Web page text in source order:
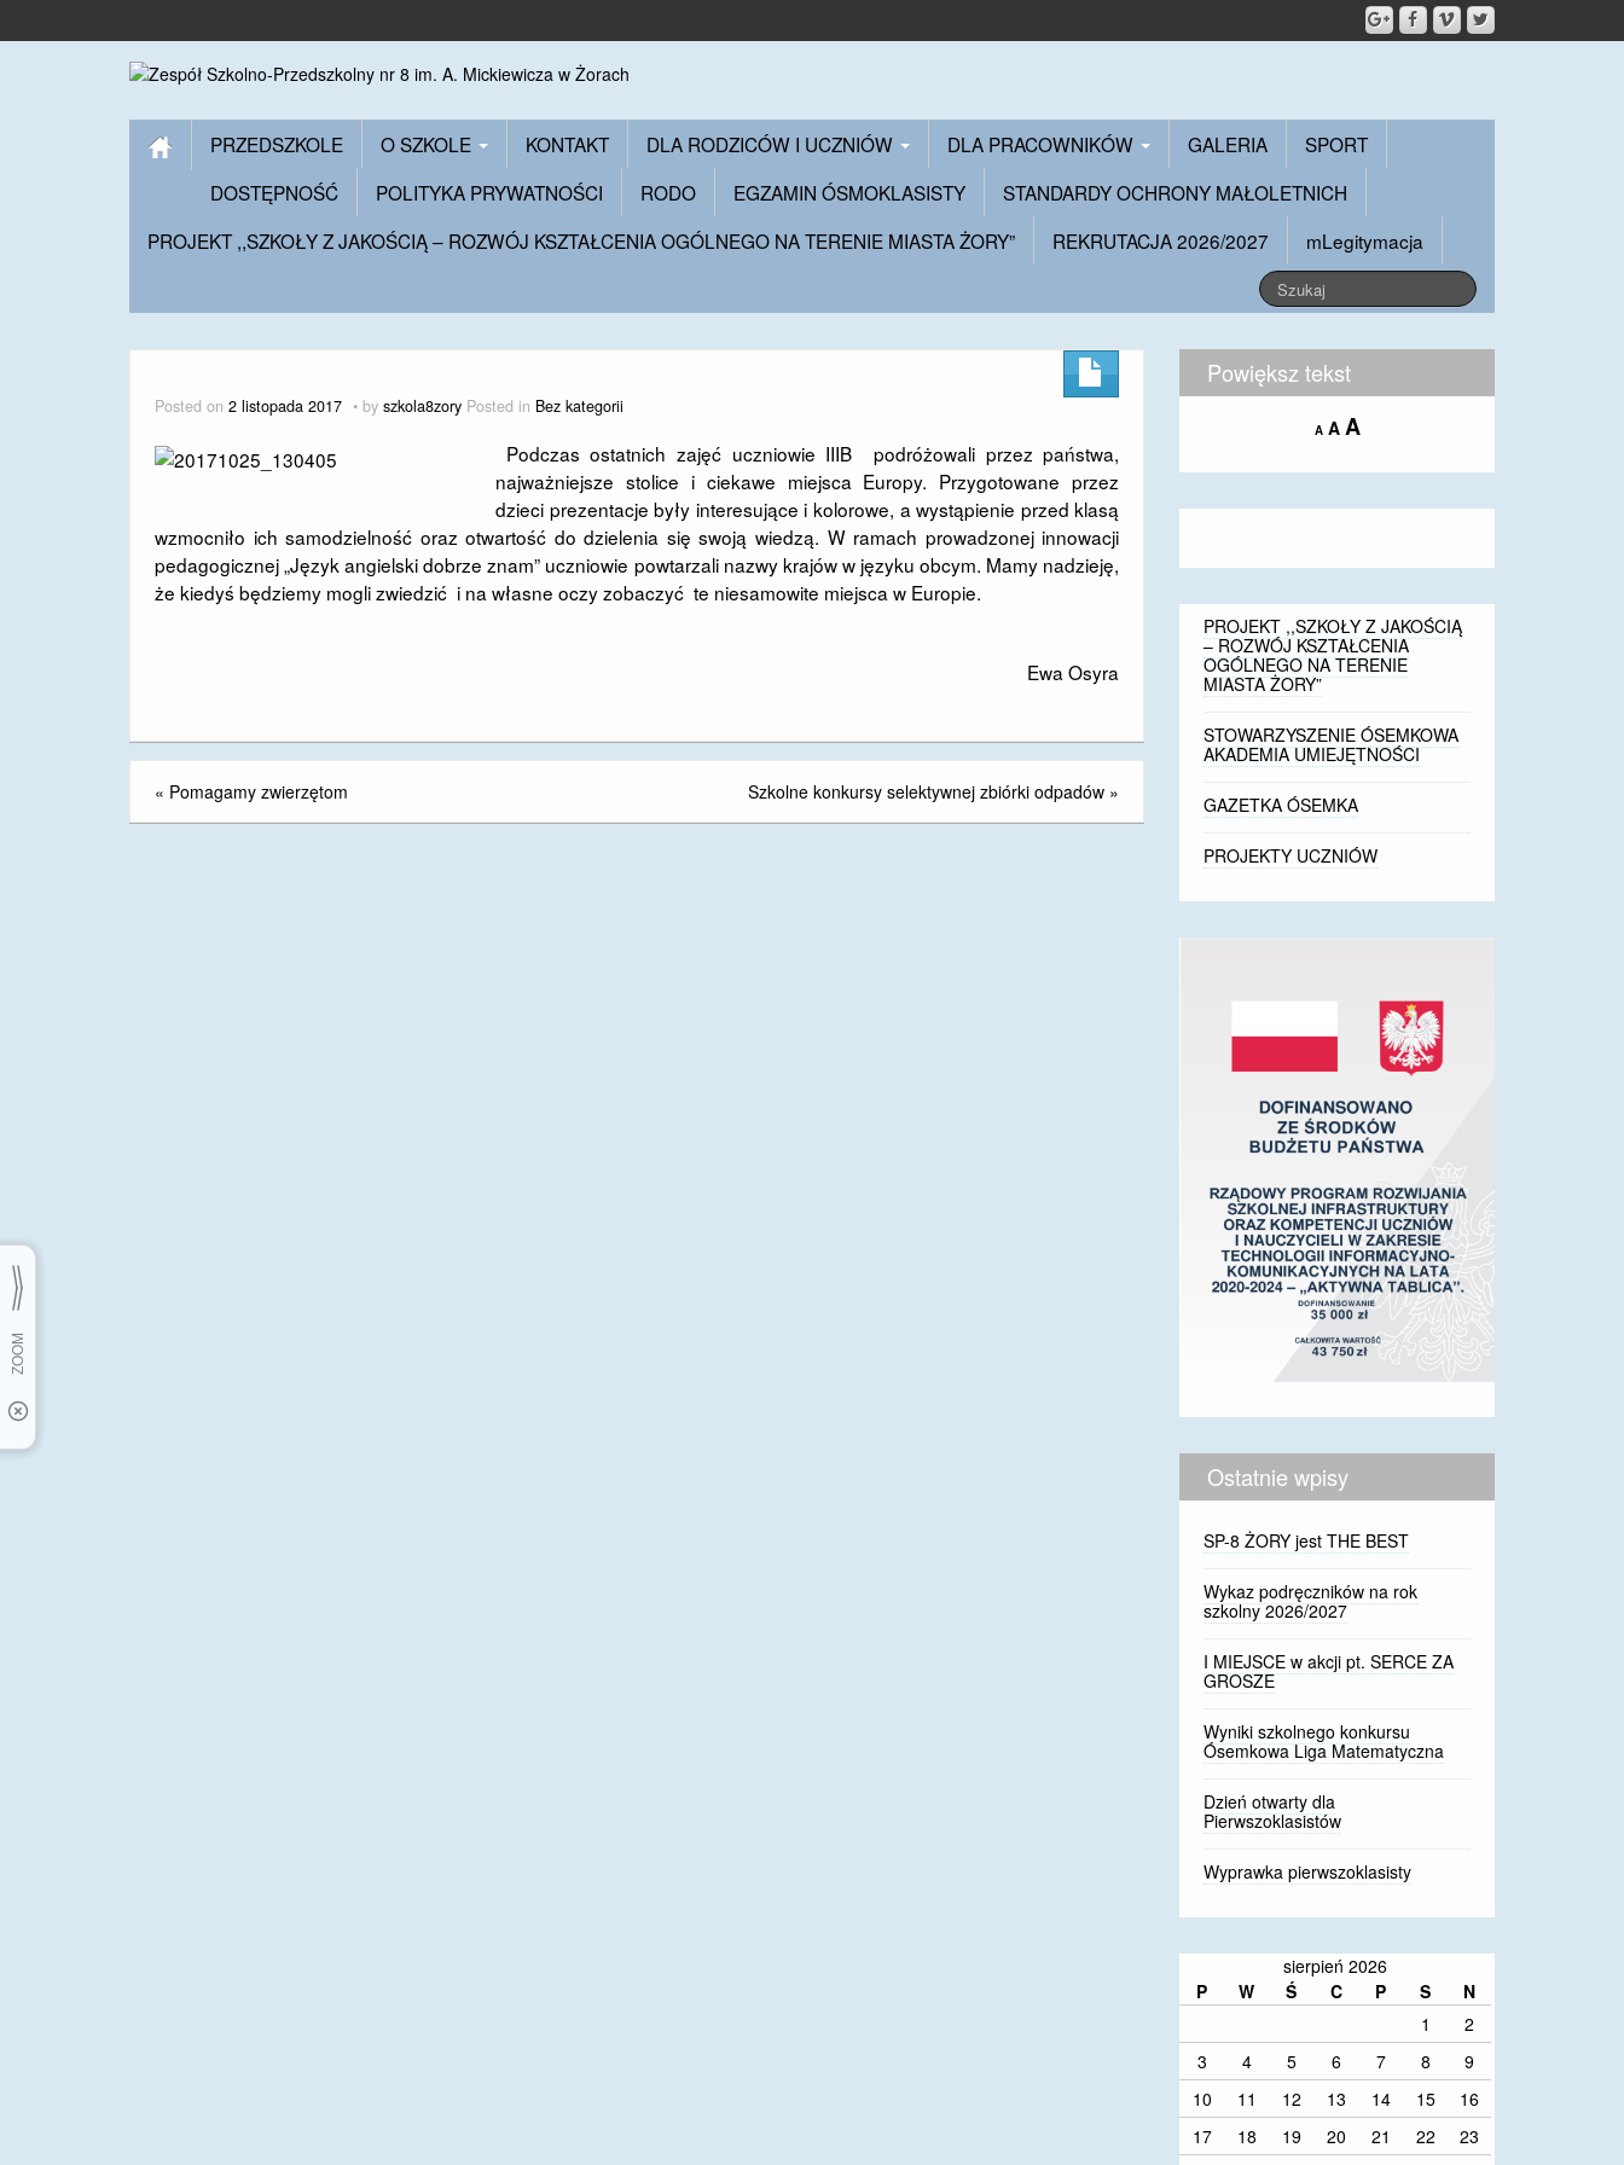
PRZEDSZKOLE O SZKOLE KONTAKT DLA RODZICÓW I UCZNIÓW DLA PRACOWNIKÓW GALERIA
SPORT
DOSTĘPNOŚĆ
POLITYKA PRYWATNOŚCI RODO EGZAMIN ÓSMOKLASISTY
STANDARDY OCHRONY MAŁOLETNICH
PROJEKT ,,SZKOŁY Z JAKOŚCIĄ – ROZWÓJ KSZTAŁCENIA OGÓLNEGO NA TERENIE MIASTA ŻORY”
REKRUTACJA 2026/2027 mLegitymacja
Posted on 2 listopada 2017 by szkola8zory Posted in Bez kategorii
Podczas ostatnich zajęć uczniowie IIIB podróżowali przez państwa,
najważniejsze stolice i ciekawe miejsca Europy. Przygotowane przez
dzieci prezentacje były interesujące i kolorowe, a wystąpienie przed klasą
wzmocniło ich samodzielność oraz otwartość do dzielenia się swoją wiedzą. W ramach prowadzonej innowacji
pedagogicznej „Język angielski dobrze znam” uczniowie powtarzali nazwy krajów w języku obcym. Mamy nadzieję,
że kiedyś będziemy mogli zwiedzić i na własne oczy zobaczyć te niesamowite miejsca w Europie.
Ewa Osyra
« Pomagamy zwierzętom Szkolne konkursy selektywnej zbiórki odpadów »
Powiększ tekst
ADecrease
size.
AReset
size.
AIncrease
size.
PROJEKT ,,SZKOŁY Z JAKOŚCIĄ
– ROZWÓJ KSZTAŁCENIA
OGÓLNEGO NA TERENIE
MIASTA ŻORY”
STOWARZYSZENIE ÓSEMKOWA
AKADEMIA UMIEJĘTNOŚCI
GAZETKA ÓSEMKA
PROJEKTY UCZNIÓW
Ostatnie wpisy
SP-8 ŻORY jest THE BEST
Wykaz podręczników na rok
szkolny 2026/2027
I MIEJSCE w akcji pt. SERCE ZA
GROSZE
Wyniki szkolnego konkursu
Ósemkowa Liga Matematyczna
Dzień otwarty dla
Pierwszoklasistów
Wyprawka pierwszoklasisty
sierpień 2026
P
W Ś C P S
N
1
2
3
4 5 6 7 8
9
10
11 12 13 14 15
16
17
18 19 20 21 22
23